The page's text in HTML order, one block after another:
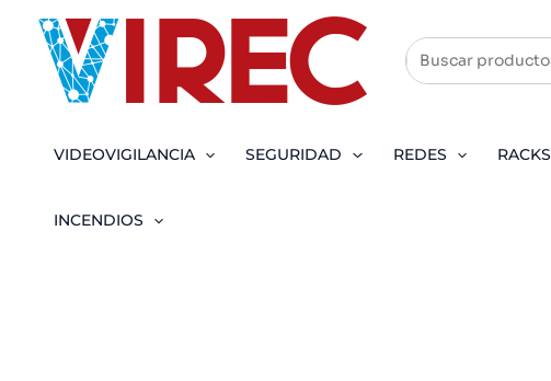
contenido
VIDEOVIGILANCIA SEGURIDAD REDES RACKS
INCENDIOS